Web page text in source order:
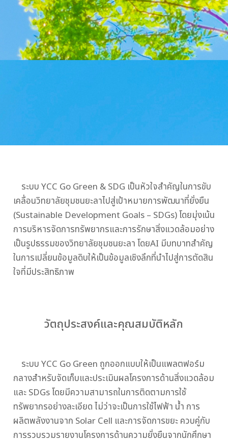
ระบบ YCC Go Green & SDG เป็นหัวใจสำคัญในการขับ
เคลื่อนวิทยาลัยชุมชนยะลาไปสู่เป้าหมายการพัฒนาที่ยั่งยืน
(Sustainable Development Goals – SDGs) โดยมุ่งเน้น
การบริหารจัดการทรัพยากรและการรักษาสิ่งแวดล้อมอย่าง
เป็นรูปธรรมของวิทยาลัยชุมชนยะลา โดยAI มีบทบาทสำคัญ
ในการเปลี่ยนข้อมูลดิบให้เป็นข้อมูลเชิงลึกที่นำไปสู่การตัดสิน
ใจที่มีประสิทธิภาพ
วัตถุประสงค์และคุณสมบัติหลัก
ระบบ YCC Go Green ถูกออกแบบให้เป็นแพลตฟอร์ม
กลางสำหรับจัดเก็บและประเมินผลโครงการด้านสิ่งแวดล้อม
และ SDGs โดยมีความสามารถในการติดตามการใช้
ทรัพยากรอย่างละเอียด ไม่ว่าจะเป็นการใช้ไฟฟ้า น้ำ การ
ผลิตพลังงานจาก Solar Cell และการจัดการขยะ ควบคู่กับ
การรวบรวมรายงานโครงการด้านความยั่งยืนจากนักศึกษา